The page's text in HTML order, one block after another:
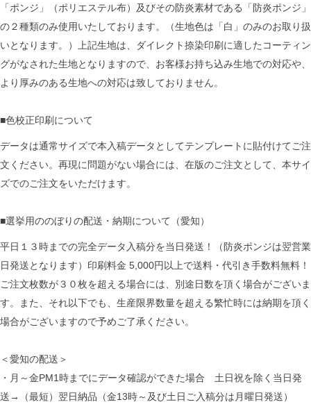
「ポンジ」（ポリエステル布）及びその防炎素材である「防炎ポンジ」
の２種類のみ使用いたしております。（生地色は「白」のみのお取り扱
いとなります。）上記生地は、ダイレクト捺染印刷に適したコーティン
グがなされた生地となりますので、お客様お持ち込み生地での対応や、
より厚みのある生地への対応は致しておりません。
■色校正印刷について
データは通常サイズで本入稿データとしてテンプレートに貼付けてご注
文ください。再現に問題がない場合には、在版のご注文として、本サイ
ズでのご注文をいただけます。
■選挙用ののぼりの配送・納期について（愛知）
平日１３時までの完全データ入稿分を当日発送！（防炎ポンジは翌営業
日発送となります）印刷料金 5,000円以上で送料・代引き手数料無料！
ご注文枚数が３０枚を超える場合には、別途日数を頂く場合がございま
す。また、それ以下でも、生産限界数量を超える繁忙時には納期を頂く
場合がございますので予めご了承ください。
＜愛知の配送＞
・月～金PM1時までにデータ確認ができた場合 土日祝を除く当日発
送→（最短）翌日納品（金13時～及び土日ご入稿分は月曜日発送）